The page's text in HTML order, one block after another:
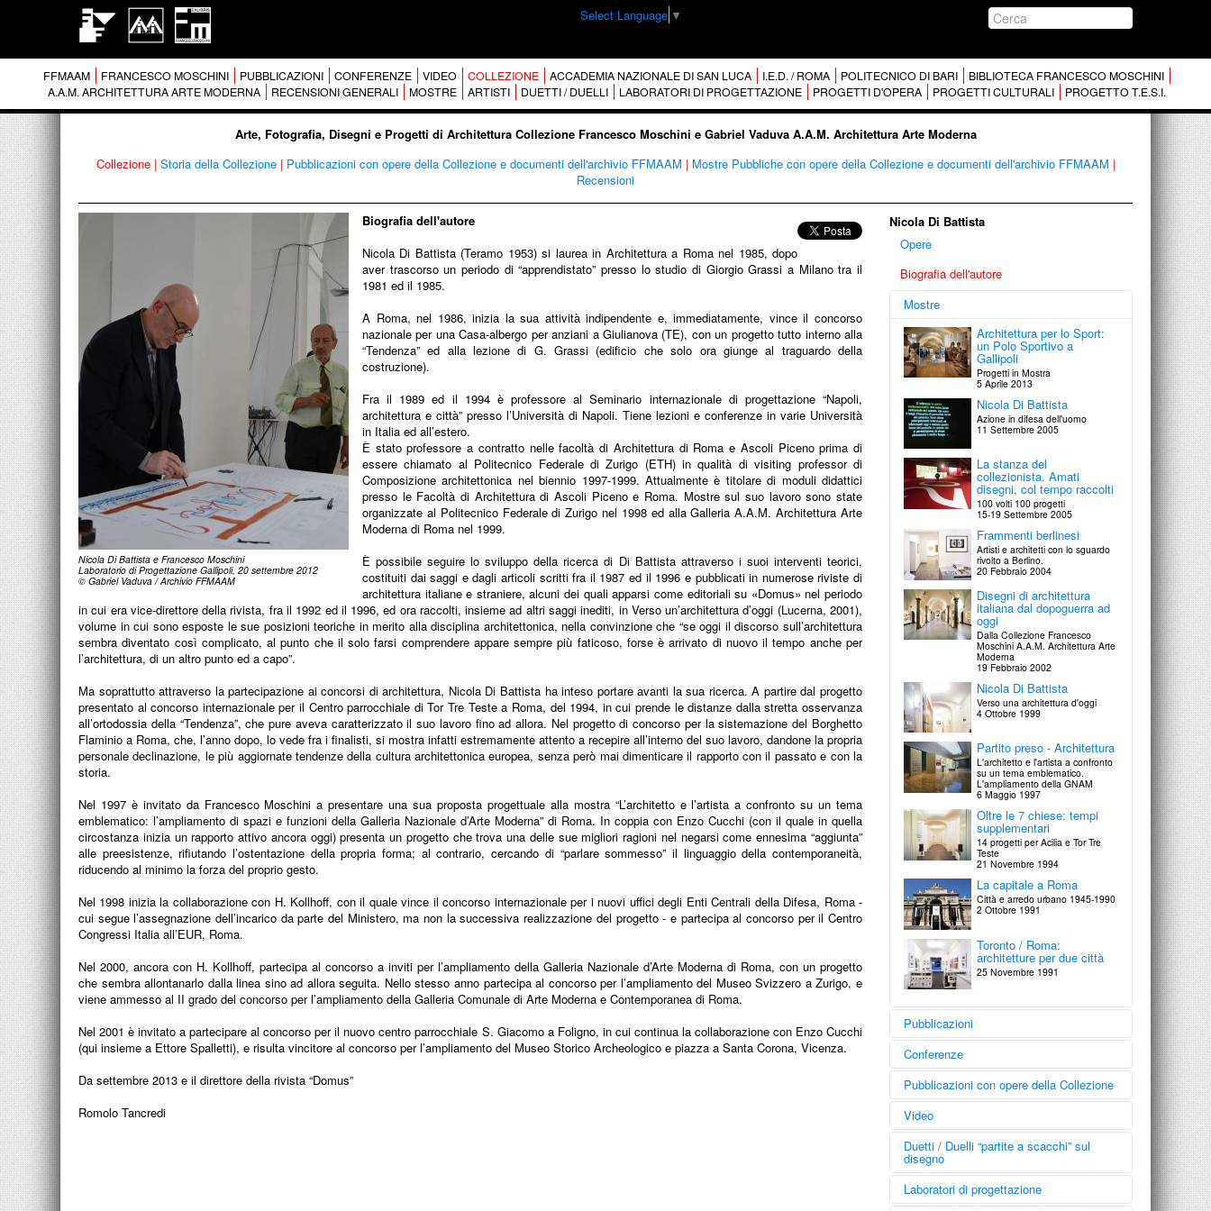
Select Language ▼
FFMAAM FRANCESCO MOSCHINI PUBBLICAZIONI CONFERENZE VIDEO COLLEZIONE ACCADEMIA NAZIONALE DI SAN LUCA I.E.D. / ROMA POLITECNICO DI BARI
BIBLIOTECA FRANCESCO MOSCHINI
A.A.M. ARCHITETTURA ARTE MODERNA
RECENSIONI GENERALI MOSTRE ARTISTI DUETTI / DUELLI LABORATORI DI PROGETTAZIONE PROGETTI D'OPERA PROGETTI CULTURALI PROGETTO T.E.S.I.
Arte, Fotografia, Disegni e Progetti di Architettura Collezione Francesco Moschini e Gabriel Vaduva A.A.M. Architettura Arte Moderna
Collezione | Storia della Collezione | Pubblicazioni con opere della Collezione e documenti dell'archivio FFMAAM | Mostre Pubbliche con opere della Collezione e documenti dell'archivio FFMAAM |
Recensioni
Nicola Di Battista e Francesco Moschini
Laboratorio di Progettazione Gallipoli, 20 settembre 2012
© Gabriel Vaduva / Archivio FFMAAM
Biografia dell'autore
Nicola Di Battista (Teramo 1953) si laurea in Architettura a Roma nel 1985, dopo
aver trascorso un periodo di “apprendistato” presso lo studio di Giorgio Grassi a Milano tra il
1981 ed il 1985.
A Roma, nel 1986, inizia la sua attività indipendente e, immediatamente, vince il concorso
nazionale per una Casa-albergo per anziani a Giulianova (TE), con un progetto tutto interno alla
“Tendenza” ed alla lezione di G. Grassi (edificio che solo ora giunge al traguardo della
costruzione).
Fra il 1989 ed il 1994 è professore al Seminario internazionale di progettazione “Napoli,
architettura e città” presso l’Università di Napoli. Tiene lezioni e conferenze in varie Università
in Italia ed all’estero.
È stato professore a contratto nelle facoltà di Architettura di Roma e Ascoli Piceno prima di
essere chiamato al Politecnico Federale di Zurigo (ETH) in qualità di visiting professor di
Composizione architettonica nel biennio 1997-1999. Attualmente è titolare di moduli didattici
presso le Facoltà di Architettura di Ascoli Piceno e Roma. Mostre sul suo lavoro sono state
organizzate al Politecnico Federale di Zurigo nel 1998 ed alla Galleria A.A.M. Architettura Arte
Moderna di Roma nel 1999.
È possibile seguire lo sviluppo della ricerca di Di Battista attraverso i suoi interventi teorici,
costituiti dai saggi e dagli articoli scritti fra il 1987 ed il 1996 e pubblicati in numerose riviste di
architettura italiane e straniere, alcuni dei quali apparsi come editoriali su «Domus» nel periodo
in cui era vice-direttore della rivista, fra il 1992 ed il 1996, ed ora raccolti, insieme ad altri saggi inediti, in Verso un’architettura d’oggi (Lucerna, 2001),
volume in cui sono esposte le sue posizioni teoriche in merito alla disciplina architettonica, nella convinzione che “se oggi il discorso sull’architettura
sembra diventato così complicato, al punto che il solo farsi comprendere appare sempre più faticoso, forse è arrivato di nuovo il tempo anche per
l’architettura, di un altro punto ed a capo”.
Ma soprattutto attraverso la partecipazione ai concorsi di architettura, Nicola Di Battista ha inteso portare avanti la sua ricerca. A partire dal progetto
presentato al concorso internazionale per il Centro parrocchiale di Tor Tre Teste a Roma, del 1994, in cui prende le distanze dalla stretta osservanza
all’ortodossia della “Tendenza”, che pure aveva caratterizzato il suo lavoro fino ad allora. Nel progetto di concorso per la sistemazione del Borghetto
Flaminio a Roma, che, l’anno dopo, lo vede fra i finalisti, si mostra infatti estremamente attento a recepire all’interno del suo lavoro, dandone la propria
personale declinazione, le più aggiornate tendenze della cultura architettonica europea, senza però mai dimenticare il rapporto con il passato e con la
storia.
Nel 1997 è invitato da Francesco Moschini a presentare una sua proposta progettuale alla mostra “L’architetto e l’artista a confronto su un tema
emblematico: l’ampliamento di spazi e funzioni della Galleria Nazionale d’Arte Moderna” di Roma. In coppia con Enzo Cucchi (con il quale in quella
circostanza inizia un rapporto attivo ancora oggi) presenta un progetto che trova una delle sue migliori ragioni nel negarsi come ennesima “aggiunta”
alle preesistenze, rifiutando l’ostentazione della propria forma; al contrario, cercando di “parlare sommesso” il linguaggio della contemporaneità,
riducendo al minimo la forza del proprio gesto.
Nel 1998 inizia la collaborazione con H. Kollhoff, con il quale vince il concorso internazionale per i nuovi uffici degli Enti Centrali della Difesa, Roma -
cui segue l’assegnazione dell’incarico da parte del Ministero, ma non la successiva realizzazione del progetto - e partecipa al concorso per il Centro
Congressi Italia all’EUR, Roma.
Nel 2000, ancora con H. Kollhoff, partecipa al concorso a inviti per l’ampliamento della Galleria Nazionale d’Arte Moderna di Roma, con un progetto
che sembra allontanarlo dalla linea sino ad allora seguita. Nello stesso anno partecipa al concorso per l’ampliamento del Museo Svizzero a Zurigo, e
viene ammesso al II grado del concorso per l’ampliamento della Galleria Comunale di Arte Moderna e Contemporanea di Roma.
Nel 2001 è invitato a partecipare al concorso per il nuovo centro parrocchiale S. Giacomo a Foligno, in cui continua la collaborazione con Enzo Cucchi
(qui insieme a Ettore Spalletti), e risulta vincitore al concorso per l’ampliamento del Museo Storico Archeologico e piazza a Santa Corona, Vicenza.
Da settembre 2013 e il direttore della rivista “Domus”
Romolo Tancredi
Nicola Di Battista
Opere
Biografia dell'autore
Mostre
Architettura per lo Sport:
un Polo Sportivo a
Gallipoli
Progetti in Mostra
5 Aprile 2013
Nicola Di Battista
Azione in difesa dell'uomo
11 Settembre 2005
La stanza del
collezionista. Amati
disegni, col tempo raccolti
100 volti 100 progetti
15-19 Settembre 2005
Frammenti berlinesi
Artisti e architetti con lo sguardo
rivolto a Berlino.
20 Febbraio 2004
Disegni di architettura
italiana dal dopoguerra ad
oggi
Dalla Collezione Francesco
Moschini A.A.M. Architettura Arte
Moderna
19 Febbraio 2002
Nicola Di Battista
Verso una architettura d'oggi
4 Ottobre 1999
Partito preso - Architettura
L'architetto e l'artista a confronto
su un tema emblematico.
L'ampliamento della GNAM
6 Maggio 1997
Oltre le 7 chiese: tempi
supplementari
14 progetti per Acilia e Tor Tre
Teste
21 Novembre 1994
La capitale a Roma
Città e arredo urbano 1945-1990
2 Ottobre 1991
Toronto / Roma:
architetture per due città
25 Novembre 1991
Pubblicazioni
Gallipoli
Laboratorio di Progettazione
Gangemi Editore / A.A.M. / 2016
Comunità Italia
Architettura / Città / Paesaggio 1945-
2000
2015
Collezionare l'architettura.
Conferenze
Cento anni di architettura
italiana
28 luglio 2023
Giorgio Muratore
Italiana
18 ottobre 2017
Pubblicazioni con opere della Collezione
raccontati attraverso libri,
cataloghi e collane.
di Rossella Martino
d'Arte Contemporanea, n.252,
marzo-maggio / 2015
Again concerning the
Video
Nicola Di Battista
11 Settembre 2005
Duetti / Duelli “partite a scacchi” sul
disegno
Nicola Di Battista -
Vincenzo D'Alba
Laboratori di progettazione